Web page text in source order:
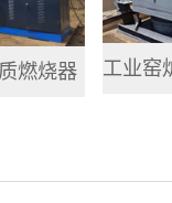
燃烧器